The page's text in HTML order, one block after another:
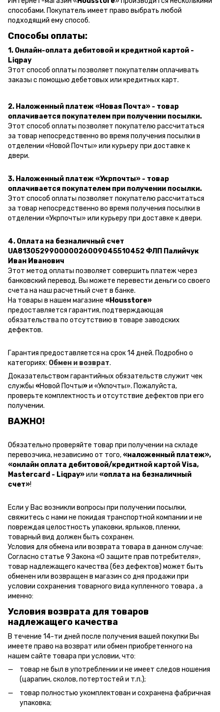
способами. Покупатель имеет право выбрать любой
подходящий ему способ.
Способы оплаты:
1. Онлайн-оплата дебитовой и кредитной картой -
Liqpay
Этот способ оплаты позволяет покупателям оплачивать
заказы с помощью дебетовых или кредитных карт.
2. Наложенный платеж «Новая Почта» - товар
оплачивается покупателем при получении посылки.
Этот способ оплаты позволяет покупателю рассчитаться
за товар непосредственно во время получения посылки в
отделении «Новой Почты» или курьеру при доставке к
двери.
3. Наложенный платеж «Укрпочты» - товар
оплачивается покупателем при получении посылки.
Этот способ оплаты позволяет покупателю рассчитаться
за товар непосредственно во время получения посылки в
отделении «Укрпочты» или курьеру при доставке к двери.
4. Оплата на безналичный счет
UA813052990000026009045510452 ФЛП Палийчук
Иван Иванович
Этот метод оплаты позволяет совершить платеж через
банковский перевод. Вы можете перевести деньги со своего
счета на наш расчетный счет в банке.
На товары в нашем магазине «Housstore»
предоставляется гарантия, подтверждающая
обязательства по отсутствию в товаре заводских
дефектов.
Гарантия предоставляется на срок 14 дней. Подробно о
категориях: Обмен и возврат.
Доказательством гарантийных обязательств служит чек
службы «Новой Почты»и «Укпочты». Пожалуйста,
проверьте комплектность и отсутствие дефектов при его
получении.
ВАЖНО!
Обязательно проверяйте товар при получении на складе
перевозчика, независимо от того, «наложенный платеж»,
«онлайн оплата дебитовой/кредитной картой Visa,
Mastercard - Liqpay»или «оплата на безналичный
счет»!
Если у Вас возникли вопросы при получении посылки,
свяжитесь с нами не покидая транспортной компании и не
повреждая целостность упаковки, ярлыков, пленки,
товарный вид должен быть сохранен.
Условия для обмена или возврата товара в данном случае:
Согласно статье 9 Закона «О защите прав потребителя»,
товар надлежащего качества (без дефектов) может быть
обменен или возвращен в магазин со дня продажи при
условии сохранения товарного вида купленного товара , а
именно:
Условия возврата для товаров
надлежащего качества
В течение 14-ти дней после получения вашей покупки Вы
имеете право на возврат или обмен приобретенного на
нашем сайте товара при условии, что:
товар не был в употреблении и не имеет следов ношения
(царапин, сколов, потертостей и т.п.);
товар полностью укомплектован и сохранена фабричная
упаковка;